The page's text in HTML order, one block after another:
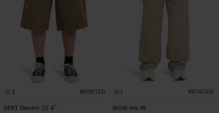
2 RECYCLED
5PKT Denim 22.4"
1 RECYCLED
Work Hw W